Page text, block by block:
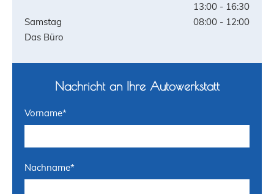
13:00 - 16:30
Samstag
08:00 - 12:00
Das Büro
Nachricht an Ihre Autowerkstatt
Vorname*
Nachname*